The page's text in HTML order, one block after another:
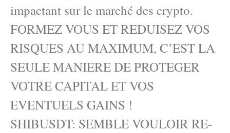
impactant sur le marché des crypto.
FORMEZ VOUS ET REDUISEZ VOS
RISQUES AU MAXIMUM, C’EST LA
SEULE MANIERE DE PROTEGER
VOTRE CAPITAL ET VOS
EVENTUELS GAINS !
SHIBUSDT: SEMBLE VOULOIR RE-